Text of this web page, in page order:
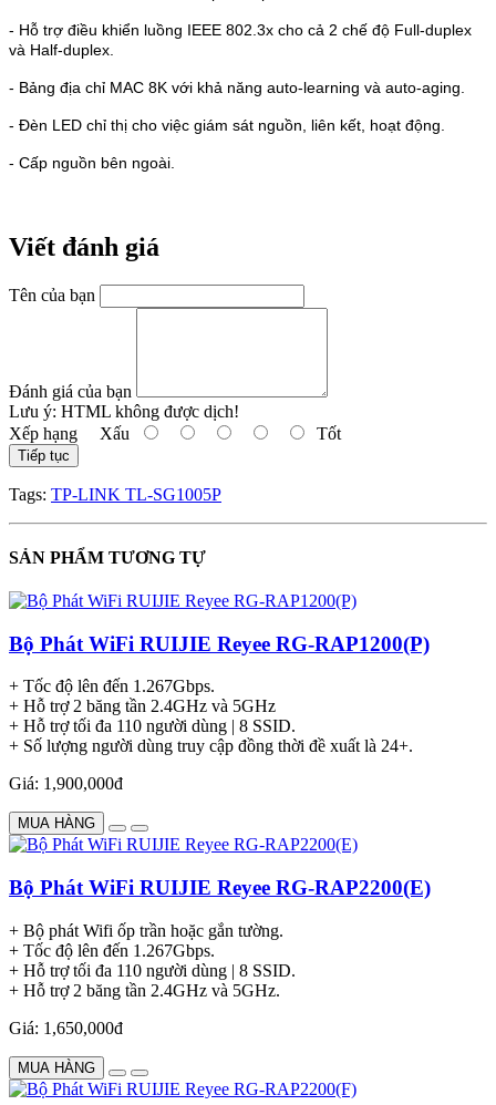
- Hỗ trợ điều khiển luồng IEEE 802.3x cho cả 2 chế độ Full-duplex
và Half-duplex.
- Bảng địa chỉ MAC 8K với khả năng auto-learning và auto-aging.
- Đèn LED chỉ thị cho việc giám sát nguồn, liên kết, hoạt động.
- Cấp nguồn bên ngoài.
Viết đánh giá
Tên của bạn
Đánh giá của bạn
Lưu ý: HTML không được dịch!
Xếp hạng Xấu Tốt
Tiếp tục
Tags: TP-LINK TL-SG1005P
SẢN PHẨM TƯƠNG TỰ
Bộ Phát WiFi RUIJIE Reyee RG-RAP1200(P)
+ Tốc độ lên đến 1.267Gbps.
+ Hỗ trợ 2 băng tần 2.4GHz và 5GHz
+ Hỗ trợ tối đa 110 người dùng | 8 SSID.
+ Số lượng người dùng truy cập đồng thời đề xuất là 24+.
Giá: 1,900,000đ
MUA HÀNG
Bộ Phát WiFi RUIJIE Reyee RG-RAP2200(E)
+ Bộ phát Wifi ốp trần hoặc gắn tường.
+ Tốc độ lên đến 1.267Gbps.
+ Hỗ trợ tối đa 110 người dùng | 8 SSID.
+ Hỗ trợ 2 băng tần 2.4GHz và 5GHz.
Giá: 1,650,000đ
MUA HÀNG